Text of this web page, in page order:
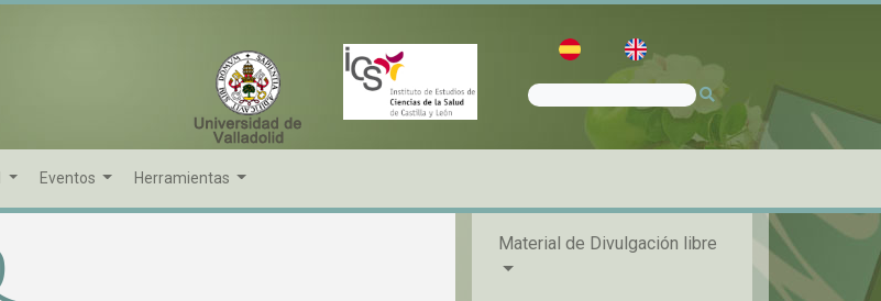
Eventos Herramientas
Material de Divulgación libre